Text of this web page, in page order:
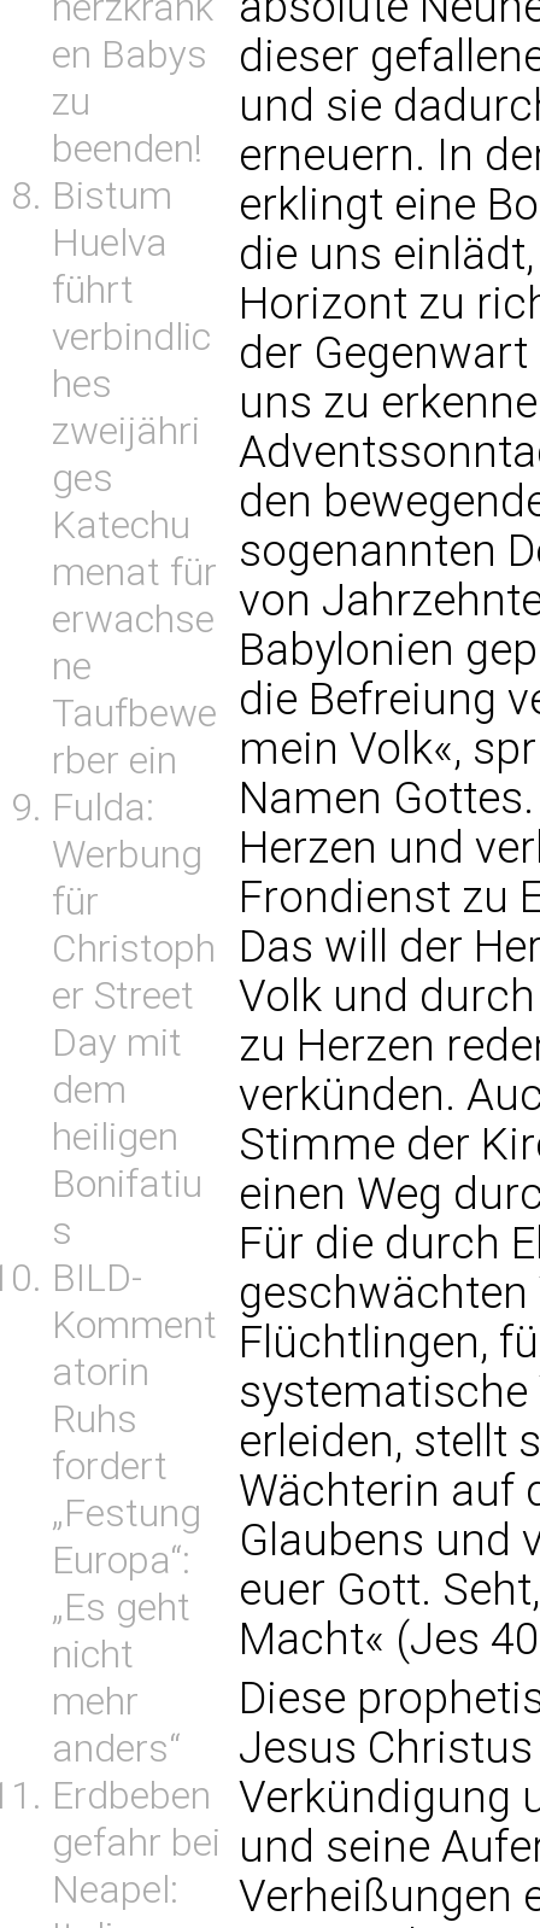
en Babys
zu
beenden!
Bistum
Huelva
führt
verbindlic
hes
zweijähri
ges
Katechu
menat für
erwachse
ne
Taufbewe
rber ein
Fulda:
Werbung
für
Christoph
er Street
Day mit
dem
heiligen
Bonifatiu
s
BILD-
Komment
atorin
Ruhs
fordert
„Festung
Europa“:
„Es geht
nicht
mehr
anders“
Erdbeben
gefahr bei
Neapel:
dieser
und sie
erneuern. In
erklingt eine
die uns
Horizont zu
der
uns zu
den
sogenannten
von
Babylonien
die Befreiung
mein Volk«,
Namen
Herzen und
Frondienst zu
Das will der
Volk und
zu Herzen
verkünden.
Stimme der
einen Weg
Für die durch
geschwächten
Flüchtlingen,
systematische
erleiden, stellt
Wächterin auf
Glaubens und
euer Gott.
Macht« (Jes
Diese
Jesus
Verkündigung
und seine
Verheißungen